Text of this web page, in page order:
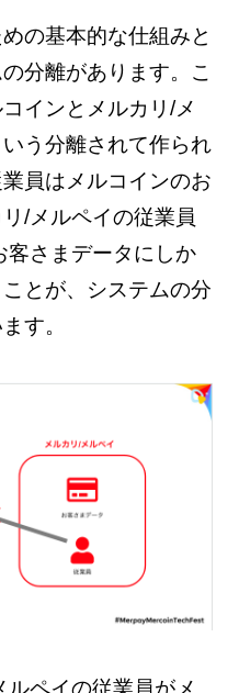
の基本的な仕組みと
分離があります。こ
インとメルカリ/メ
う分離されて作られ
員はメルコインのお
/メルペイの従業員
客さまデータにしか
とが、システムの分
す。
ルペイの従業員がメ